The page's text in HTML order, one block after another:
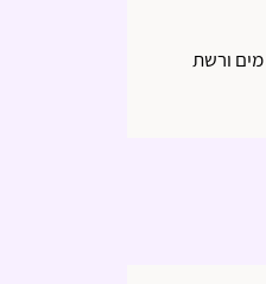
מים ורשת